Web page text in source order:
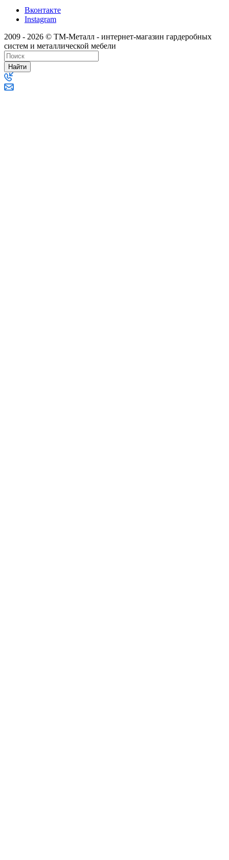
Вконтакте
Instagram
2009 - 2026 © ТМ-Металл - интернет-магазин гардеробных
систем и металлической мебели
Найти